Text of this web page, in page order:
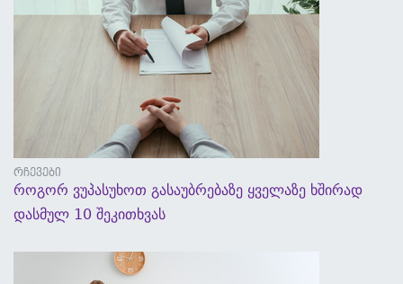
რჩევები
როგორ ვუპასუხოთ გასაუბრებაზე ყველაზე ხშირად
დასმულ 10 შეკითხვას